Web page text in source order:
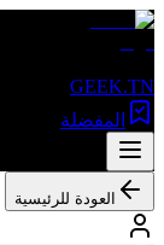
GEEK.TN
المفضلة
العودة للرئيسية